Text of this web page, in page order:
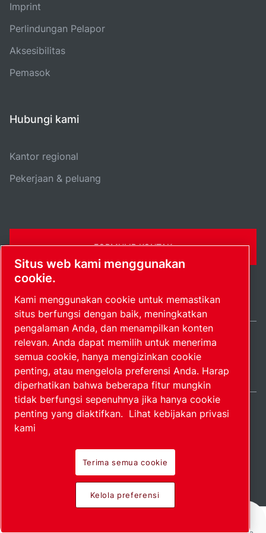
Imprint
Perlindungan Pelapor
Aksesibilitas
Pemasok
Hubungi kami
Kantor regional
Pekerjaan & peluang
FORMULIR KONTAK
Peta situsKelola preferensi© 2026 Hak Cipta.
Indonesia / IN
Produk perintis.
Diterapkan dengan
penuh gairah.
Situs web kami menggunakan
cookie.
Kami menggunakan cookie untuk memastikan
situs berfungsi dengan baik, meningkatkan
pengalaman Anda, dan menampilkan konten
relevan. Anda dapat memilih untuk menerima
semua cookie, hanya mengizinkan cookie
penting, atau mengelola preferensi Anda. Harap
diperhatikan bahwa beberapa fitur mungkin
tidak berfungsi sepenuhnya jika hanya cookie
penting yang diaktifkan. Lihat kebijakan privasi
kami
Terima semua cookie
Kelola preferensi